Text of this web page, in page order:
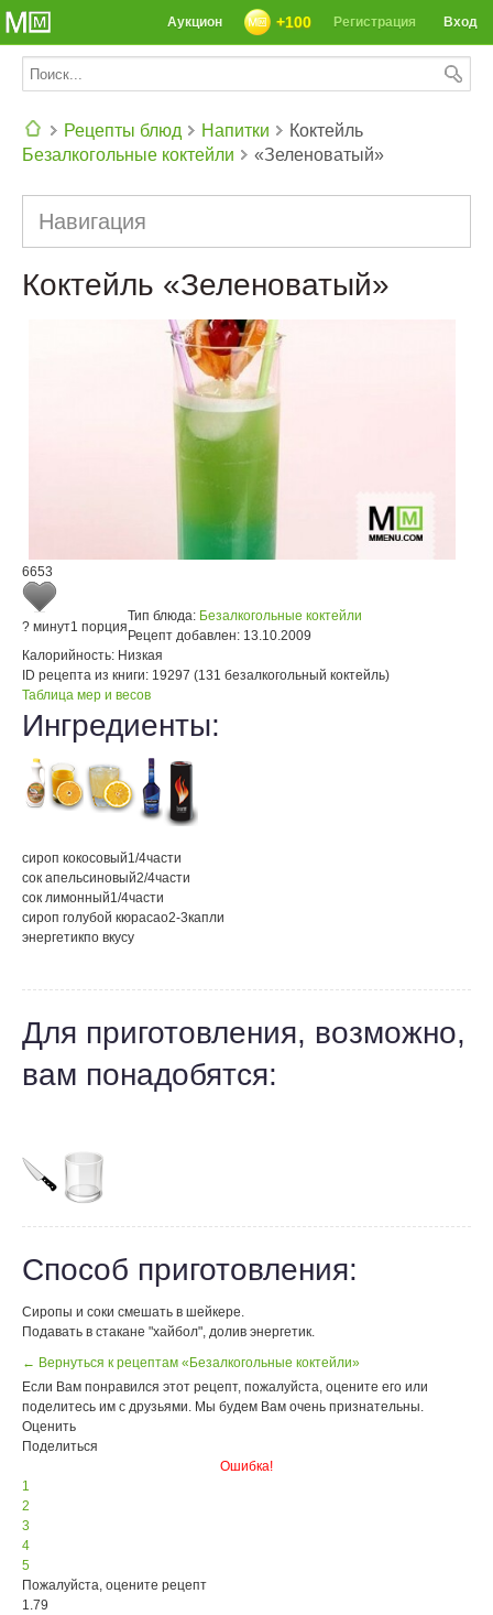
Вход
Регистрация
+100
Аукцион
Рецепты блюд
Напитки
Безалкогольные коктейли
Коктейль
«Зеленоватый»
Навигация
Коктейль «Зеленоватый»
6653
? минут1 порция
Тип блюда: Безалкогольные коктейли
Рецепт добавлен: 13.10.2009
Калорийность: Низкая
ID рецепта из книги: 19297 (131 безалкогольный коктейль)
Таблица мер и весов
Ингредиенты:
сироп кокосовый1/4части
сок апельсиновый2/4части
сок лимонный1/4части
сироп голубой кюрасао2-3капли
энергетикпо вкусу
Для приготовления, возможно,
вам понадобятся:
Способ приготовления:
Сиропы и соки смешать в шейкере.
Подавать в стакане "хайбол", долив энергетик.
← Вернуться к рецептам «Безалкогольные коктейли»
Если Вам понравился этот рецепт, пожалуйста, оцените его или
поделитесь им с друзьями. Мы будем Вам очень признательны.
Оценить
Поделиться
Ошибка!
1
2
3
4
5
Пожалуйста, оцените рецепт
1.79